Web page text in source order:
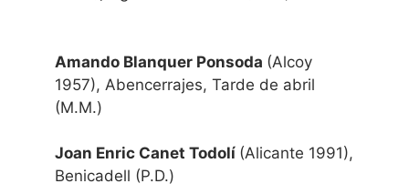
Amando Blanquer Ponsoda (Alcoy
1957), Abencerrajes, Tarde de abril
(M.M.)
Joan Enric Canet Todolí (Alicante 1991),
Benicadell (P.D.)